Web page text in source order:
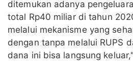
ditemukan adanya
total Rp40 miliar di tahun
melalui mekanisme yang
dengan tanpa melalui RUPS
dana ini bisa langsung